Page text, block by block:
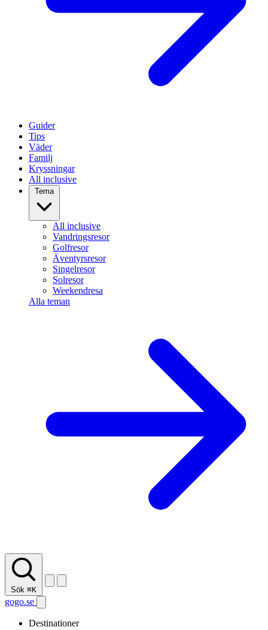
Guider
Tips
Väder
Familj
Kryssningar
All inclusive
Tema
All inclusive
Vandringsresor
Golfresor
Äventyrsresor
Singelresor
Solresor
Weekendresa
Alla teman
Sök ⌘K
gogo.se
Destinationer